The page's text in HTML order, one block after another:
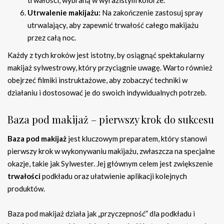
Utrwalenie makijażu: Na zakończenie zastosuj spray
utrwalający, aby zapewnić trwałość całego makijażu
przez całą noc.
Każdy z tych kroków jest istotny, by osiągnąć spektakularny
makijaż sylwestrowy, który przyciągnie uwagę. Warto również
obejrzeć filmiki instruktażowe, aby zobaczyć techniki w
działaniu i dostosować je do swoich indywidualnych potrzeb.
Baza pod makijaż – pierwszy krok do sukcesu
Baza pod makijaż jest kluczowym preparatem, który stanowi
pierwszy krok w wykonywaniu makijażu, zwłaszcza na specjalne
okazje, takie jak Sylwester. Jej głównym celem jest zwiększenie
trwałościpodkładu oraz ułatwienie aplikacji kolejnych
produktów.
Baza pod makijaż działa jak „przyczepność” dla podkładu i